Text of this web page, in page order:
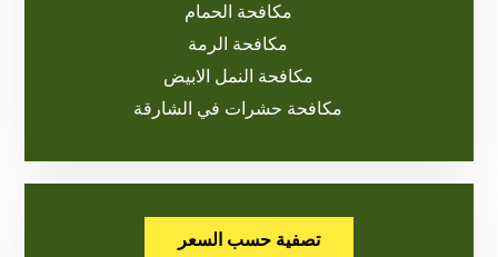
مكافحة الحمام
مكافحة الرمة
مكافحة النمل الابيض
مكافحة حشرات في الشارقة
تصفية حسب السعر